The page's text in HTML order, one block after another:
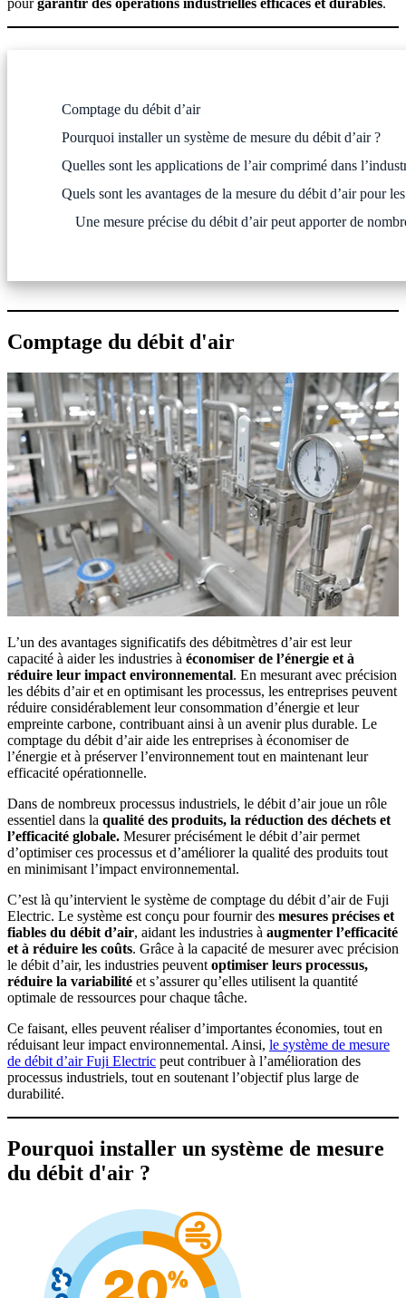
Comptage du débit d’air
Pourquoi installer un système de mesure du débit d’air ?
Quelles sont les applications de l’air comprimé dans
Quels sont les avantages de la mesure du débit d’air pour
Une mesure précise du débit d’air peut apporter de
Comptage du débit d'air
L’un des avantages significatifs des débitmètres d’air est leur
capacité à aider les industries à économiser de l’énergie et à
réduire leur impact environnemental. En mesurant avec précision
les débits d’air et en optimisant les processus, les entreprises peuvent
réduire considérablement leur consommation d’énergie et leur
empreinte carbone, contribuant ainsi à un avenir plus durable. Le
comptage du débit d’air aide les entreprises à économiser de
l’énergie et à préserver l’environnement tout en maintenant leur
efficacité opérationnelle.
Dans de nombreux processus industriels, le débit d’air joue un rôle
essentiel dans la qualité des produits, la réduction des déchets et
l’efficacité globale. Mesurer précisément le débit d’air permet
d’optimiser ces processus et d’améliorer la qualité des produits tout
en minimisant l’impact environnemental.
C’est là qu’intervient le système de comptage du débit d’air de Fuji
Electric. Le système est conçu pour fournir des mesures précises et
fiables du débit d’air, aidant les industries à augmenter l’efficacité
et à réduire les coûts. Grâce à la capacité de mesurer avec précision
le débit d’air, les industries peuvent optimiser leurs processus,
réduire la variabilité et s’assurer qu’elles utilisent la quantité
optimale de ressources pour chaque tâche.
Ce faisant, elles peuvent réaliser d’importantes économies, tout en
réduisant leur impact environnemental. Ainsi, le système de mesure
de débit d’air Fuji Electric peut contribuer à l’amélioration des
processus industriels, tout en soutenant l’objectif plus large de
durabilité.
Pourquoi installer un système de mesure
du débit d'air ?